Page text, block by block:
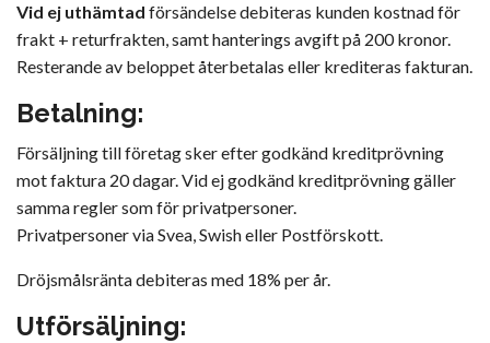
Vid ej uthämtad försändelse debiteras kunden kostnad för
frakt + returfrakten, samt hanterings avgift på 200 kronor.
Resterande av beloppet återbetalas eller krediteras fakturan.
Betalning:
Försäljning till företag sker efter godkänd kreditprövning
mot faktura 20 dagar. Vid ej godkänd kreditprövning gäller
samma regler som för privatpersoner.
Privatpersoner via Svea, Swish eller Postförskott.
Dröjsmålsränta debiteras med 18% per år.
Utförsäljning: